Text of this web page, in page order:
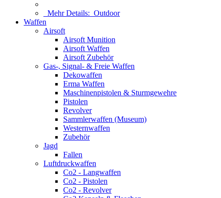
Mehr Details: Outdoor
Waffen
Airsoft
Airsoft Munition
Airsoft Waffen
Airsoft Zubehör
Gas-, Signal- & Freie Waffen
Dekowaffen
Erma Waffen
Maschinenpistolen & Sturmgewehre
Pistolen
Revolver
Sammlerwaffen (Museum)
Westernwaffen
Zubehör
Jagd
Fallen
Luftdruckwaffen
Co2 - Langwaffen
Co2 - Pistolen
Co2 - Revolver